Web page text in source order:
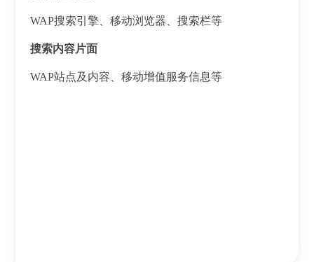
WAP搜索引擎、移动浏览器、搜索栏等
搜索内容片面
WAP站点及内容、移动增值服务信息等